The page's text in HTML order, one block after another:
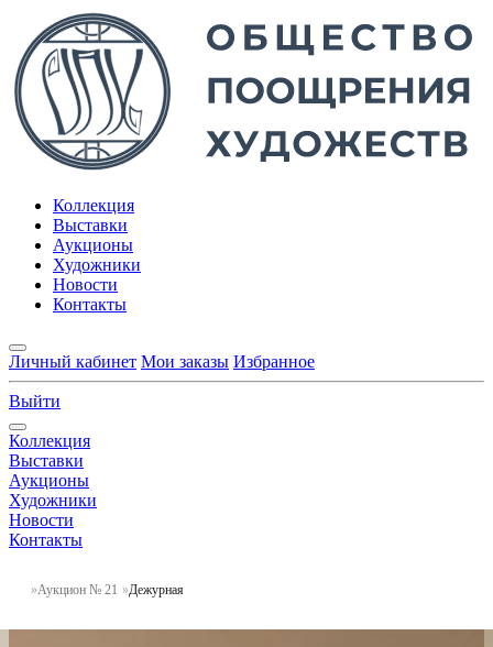
Коллекция
Выставки
Аукционы
Художники
Новости
Контакты
Личный кабинет Мои заказы Избранное
Выйти
Коллекция
Выставки
Аукционы
Художники
Новости
Контакты
Аукцион № 21 Дежурная